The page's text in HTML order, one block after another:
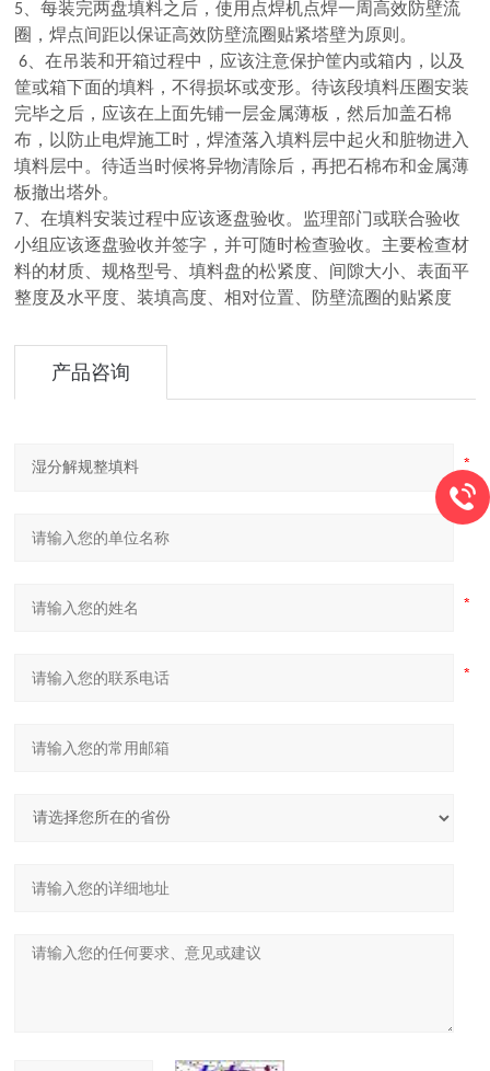
5、每装完两盘填料之后，使用点焊机点焊一周高效防壁流
圈，焊点间距以保证高效防壁流圈贴紧塔壁为原则。
6、在吊装和开箱过程中，应该注意保护筐内或箱内，以及
筐或箱下面的填料，不得损坏或变形。待该段填料压圈安装
完毕之后，应该在上面先铺一层金属薄板，然后加盖石棉
布，以防止电焊施工时，焊渣落入填料层中起火和脏物进入
填料层中。待适当时候将异物清除后，再把石棉布和金属薄
板撤出塔外。
7、在填料安装过程中应该逐盘验收。监理部门或联合验收
小组应该逐盘验收并签字，并可随时检查验收。主要检查材
料的材质、规格型号、填料盘的松紧度、间隙大小、表面平
整度及水平度、装填高度、相对位置、防壁流圈的贴紧度
产品咨询